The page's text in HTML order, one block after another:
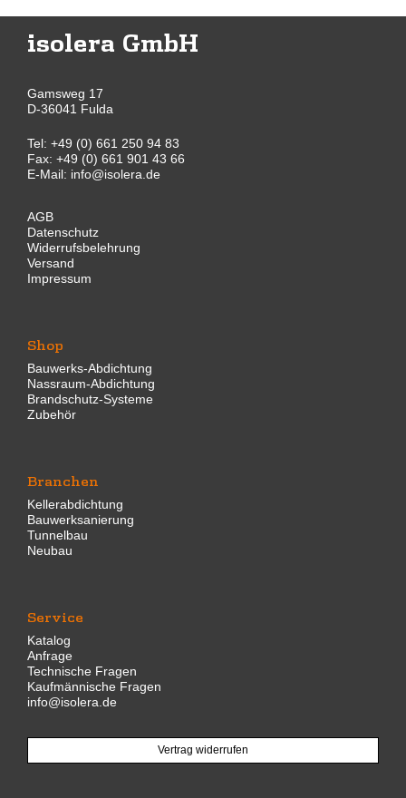
isolera GmbH
Gamsweg 17
D-36041 Fulda
Tel: +49 (0) 661 250 94 83
Fax: +49 (0) 661 901 43 66
E-Mail: info@isolera.de
AGB
Datenschutz
Widerrufsbelehrung
Versand
Impressum
Shop
Bauwerks-Abdichtung
Nassraum-Abdichtung
Brandschutz-Systeme
Zubehör
Branchen
Kellerabdichtung
Bauwerksanierung
Tunnelbau
Neubau
Service
Katalog
Anfrage
Technische Fragen
Kaufmännische Fragen
info@isolera.de
Vertrag widerrufen